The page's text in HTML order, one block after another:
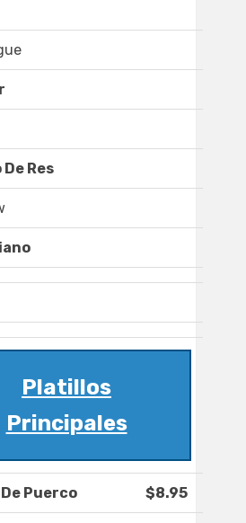
Res
Platillos
Principales
Puerco $8.95